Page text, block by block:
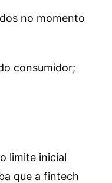
no momento
consumidor;
limite inicial
que a fintech